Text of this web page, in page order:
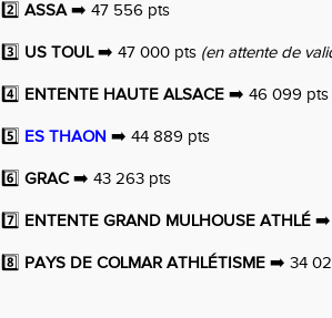
2️⃣ ASSA➡️ 47 556 pts
3️⃣ US TOUL➡️ 47 000 pts (en attente de
4️⃣ ENTENTE HAUTE ALSACE ➡️ 46 099 pts
5️⃣ ES THAON ➡️ 44 889 pts
6️⃣ GRAC➡️ 43 263 pts
7️⃣ ENTENTE GRAND MULHOUSE ATHLÉ ➡️
8️⃣ PAYS DE COLMAR ATHLÉTISME ➡️ 34